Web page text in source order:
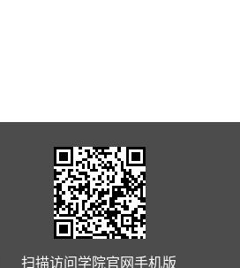
扫描访问学院官网手机版